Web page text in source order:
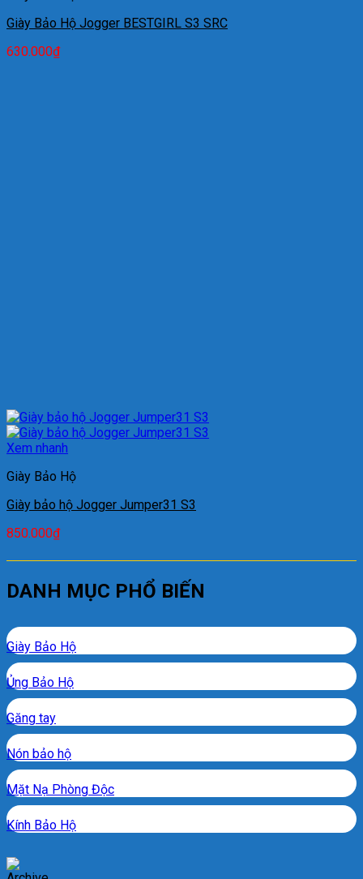
Giày Bảo Hộ Jogger BESTGIRL S3 SRC
630.000₫
Xem nhanh
Giày Bảo Hộ
Giày bảo hộ Jogger Jumper31 S3
850.000₫
DANH MỤC PHỔ BIẾN
Giày Bảo Hộ
Ủng Bảo Hộ
Găng tay
Nón bảo hộ
Mặt Nạ Phòng Độc
Kính Bảo Hộ